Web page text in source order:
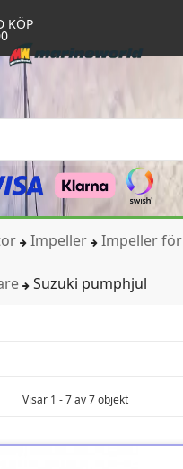
KÖP
Impeller Impeller för
Suzuki pumphjul
Visar 1 - 7 av 7 objekt